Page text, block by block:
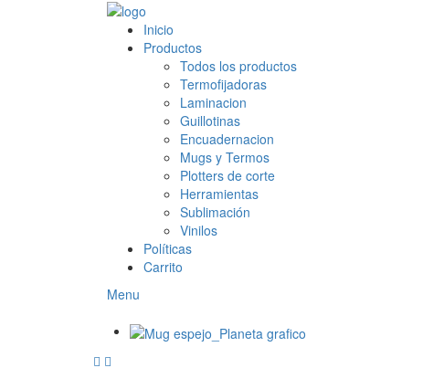
Inicio
Productos
Todos los productos
Termofijadoras
Laminacion
Guillotinas
Encuadernacion
Mugs y Termos
Plotters de corte
Herramientas
Sublimación
Vinilos
Políticas
Carrito
Menu